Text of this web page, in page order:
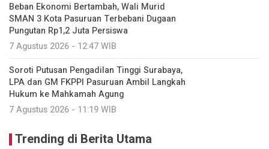
Beban Ekonomi Bertambah, Wali Murid
SMAN 3 Kota Pasuruan Terbebani Dugaan
Pungutan Rp1,2 Juta Persiswa
7 Agustus 2026 - 12:47 WIB
Soroti Putusan Pengadilan Tinggi Surabaya,
LPA dan GM FKPPI Pasuruan Ambil Langkah
Hukum ke Mahkamah Agung
7 Agustus 2026 - 11:19 WIB
Trending di Berita Utama